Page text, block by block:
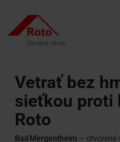
main
content.
Sme s vami
Všetky strešné okná
Výklopno/kyvné
Doplnkové
Služby
Servisný
Prečo spolupracovať s Roto?
Vetrať bez
sieťkou proti
Roto
Bad Mergentheim – otvorené